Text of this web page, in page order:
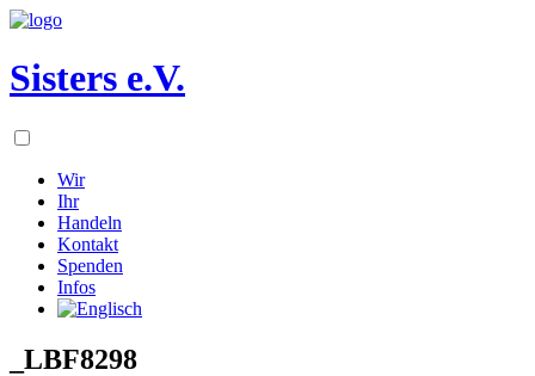
Sisters e.V.
Wir
Ihr
Handeln
Kontakt
Spenden
Infos
_LBF8298